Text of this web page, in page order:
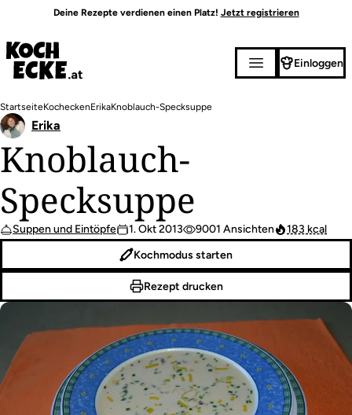
Inhalt
Deine Rezepte verdienen einen Platz! Jetzt registrieren
Einloggen
Pfadnavigation
StartseiteKocheckenErikaKnoblauch-Specksuppe
Knoblauch-
Specksuppe
Suppen und Eintöpfe 1. Okt 2013 9001 Ansichten 183 kcal
Erika
Kochmodus starten
Rezept drucken